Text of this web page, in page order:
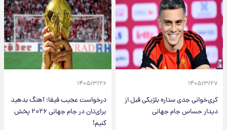
۱۴۰۵/۳/۲۷
کری‌خوانی جدی ستاره بلژیکی قبل از
دیدار حساس جام جهانی
۱۴۰۵/۳/۲۶
درخواست عجیب فیفا: آهنگ بدهید
برای‌تان در جام جهانی ۲۰۲۶ پخش
کنیم!